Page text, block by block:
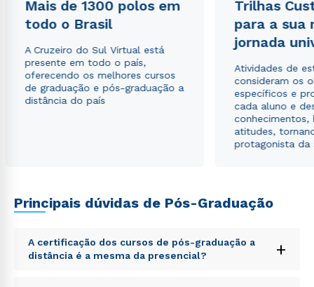
Mais de 1300 polos em
todo o Brasil
A Cruzeiro do Sul Virtual está
presente em todo o país,
oferecendo os melhores cursos
de graduação e pós-graduação a
distância do país
Trilhas
para a sua
jornada
Atividades de
consideram os
específicos e
cada aluno e
conhecimentos,
atitudes,
protagonista da
Principais dúvidas de Pós-Graduação
A certificação dos cursos de pós-graduação a
distância é a mesma da presencial?
+
Estou de acordo com a Política de Privacidade.e
autorizo que meus dados sejam utilizados para o
envio de conteúdos da Cruzeiro do Sul.